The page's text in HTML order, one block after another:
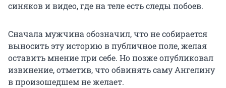
синяков и видео, где на теле есть следы побоев.
Сначала мужчина обозначил, что не собирается
выносить эту историю в публичное поле, желая
оставить мнение при себе. Но позже опубликовал
извинение, отметив, что обвинять саму Ангелину
в произошедшем не желает.